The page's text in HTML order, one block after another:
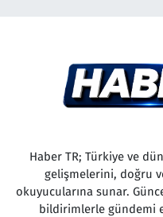
Haber TR; Türkiye ve
gelişmelerini, doğru
okuyucularına sunar.
bildirimlerle gündemi